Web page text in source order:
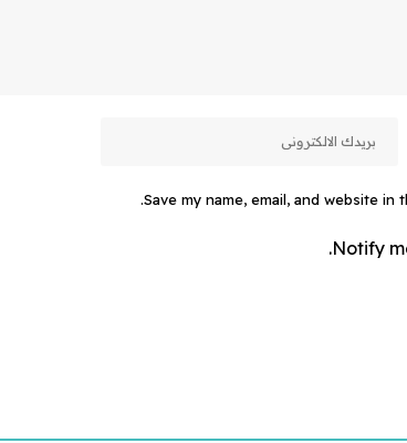
Save my name, email, and website
Notify